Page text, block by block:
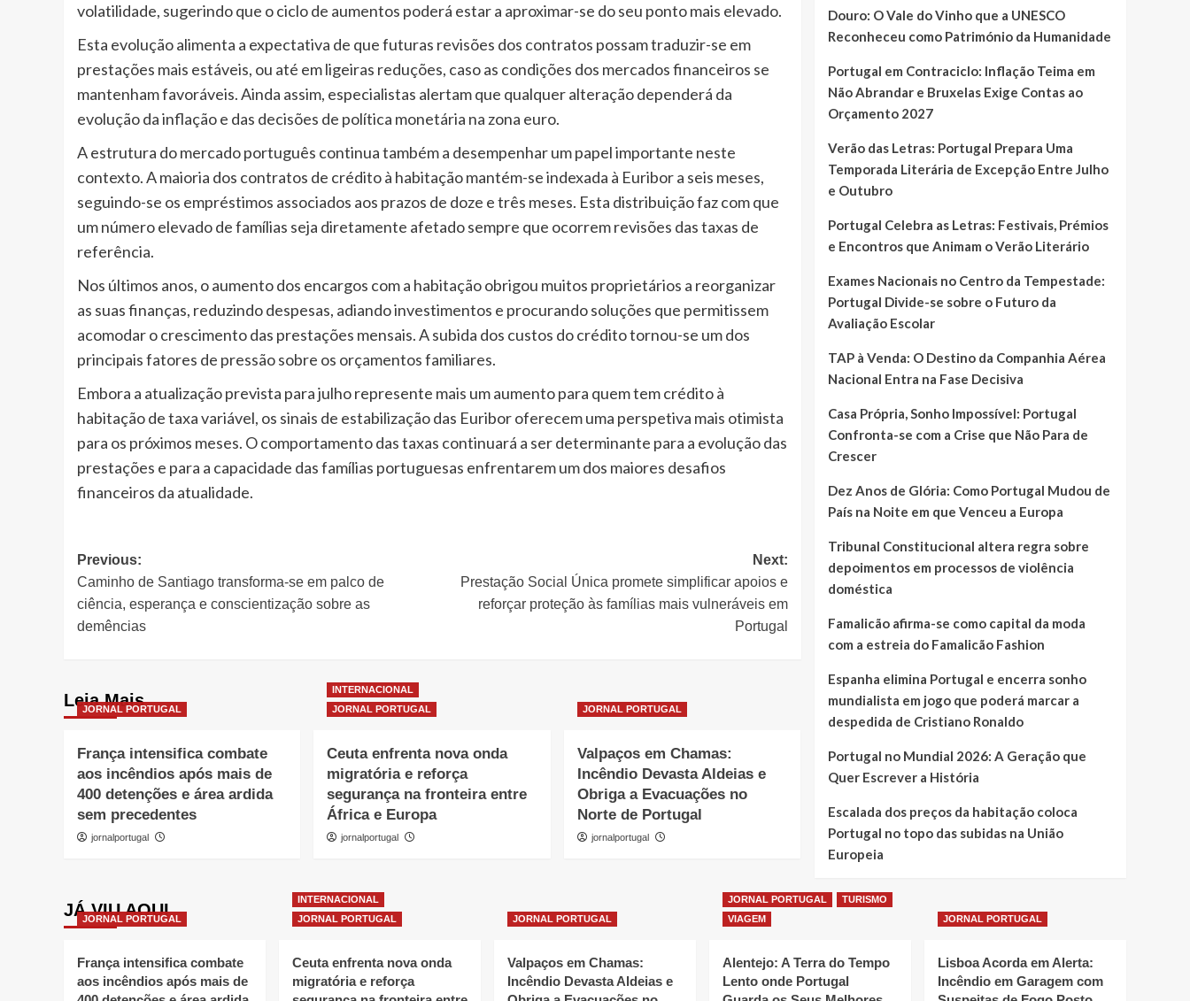
volatilidade, sugerindo que o ciclo de aumentos poderá estar a aproximar-se do seu ponto mais elevado.
Esta evolução alimenta a expectativa de que futuras revisões dos contratos possam traduzir-se em
prestações mais estáveis, ou até em ligeiras reduções, caso as condições dos mercados financeiros se
mantenham favoráveis. Ainda assim, especialistas alertam que qualquer alteração dependerá da
evolução da inflação e das decisões de política monetária na zona euro.
A estrutura do mercado português continua também a desempenhar um papel importante neste
contexto. A maioria dos contratos de crédito à habitação mantém-se indexada à Euribor a seis meses,
seguindo-se os empréstimos associados aos prazos de doze e três meses. Esta distribuição faz com que
um número elevado de famílias seja diretamente afetado sempre que ocorrem revisões das taxas de
referência.
Nos últimos anos, o aumento dos encargos com a habitação obrigou muitos proprietários a reorganizar
as suas finanças, reduzindo despesas, adiando investimentos e procurando soluções que permitissem
acomodar o crescimento das prestações mensais. A subida dos custos do crédito tornou-se um dos
principais fatores de pressão sobre os orçamentos familiares.
Embora a atualização prevista para julho represente mais um aumento para quem tem crédito à
habitação de taxa variável, os sinais de estabilização das Euribor oferecem uma perspetiva mais otimista
para os próximos meses. O comportamento das taxas continuará a ser determinante para a evolução das
prestações e para a capacidade das famílias portuguesas enfrentarem um dos maiores desafios
financeiros da atualidade.
Post
navigation
Previous:
Caminho de Santiago transforma-se em palco de
ciência, esperança e conscientização sobre as
demências
Next:
Prestação Social Única promete simplificar apoios e
reforçar proteção às famílias mais vulneráveis em
Portugal
Leia Mais
JORNAL PORTUGAL
França intensifica combate
aos incêndios após mais de
400 detenções e área ardida
sem precedentes
jornalportugal
INTERNACIONAL
JORNAL PORTUGAL
Ceuta enfrenta nova onda
migratória e reforça
segurança na fronteira entre
África e Europa
jornalportugal
JORNAL PORTUGAL
Valpaços em Chamas:
Incêndio Devasta Aldeias e
Obriga a Evacuações no
Norte de Portugal
jornalportugal
Douro: O Vale do Vinho que a UNESCO
Reconheceu como Património da Humanidade
Portugal em Contraciclo: Inflação Teima em
Não Abrandar e Bruxelas Exige Contas ao
Orçamento 2027
Verão das Letras: Portugal Prepara Uma
Temporada Literária de Excepção Entre Julho
e Outubro
Portugal Celebra as Letras: Festivais, Prémios
e Encontros que Animam o Verão Literário
Exames Nacionais no Centro da Tempestade:
Portugal Divide-se sobre o Futuro da
Avaliação Escolar
TAP à Venda: O Destino da Companhia Aérea
Nacional Entra na Fase Decisiva
Casa Própria, Sonho Impossível: Portugal
Confronta-se com a Crise que Não Para de
Crescer
Dez Anos de Glória: Como Portugal Mudou de
País na Noite em que Venceu a Europa
Tribunal Constitucional altera regra sobre
depoimentos em processos de violência
doméstica
Famalicão afirma-se como capital da moda
com a estreia do Famalicão Fashion
Espanha elimina Portugal e encerra sonho
mundialista em jogo que poderá marcar a
despedida de Cristiano Ronaldo
Portugal no Mundial 2026: A Geração que
Quer Escrever a História
Escalada dos preços da habitação coloca
Portugal no topo das subidas na União
Europeia
JÁ VIU AQUI
JORNAL PORTUGAL
França intensifica combate
aos incêndios após mais de
INTERNACIONAL
JORNAL PORTUGAL
Ceuta enfrenta nova onda
migratória e reforça
JORNAL PORTUGAL
Valpaços em Chamas:
Incêndio Devasta Aldeias e
JORNAL PORTUGAL
TURISMO
VIAGEM
Alentejo: A Terra do Tempo
Lento onde Portugal
JORNAL PORTUGAL
Lisboa Acorda em Alerta:
Incêndio em Garagem com